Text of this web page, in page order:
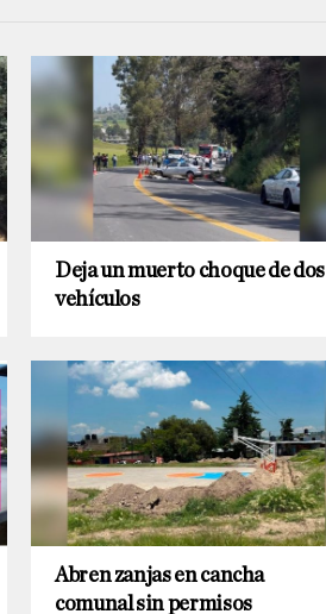
Deja un muerto choque de dos
vehículos
Abren zanjas en cancha
comunal sin permisos